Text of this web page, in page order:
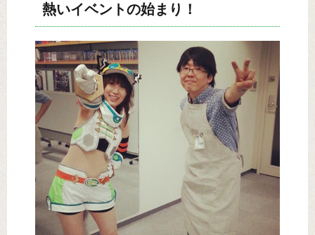
熱いイベントの始まり！